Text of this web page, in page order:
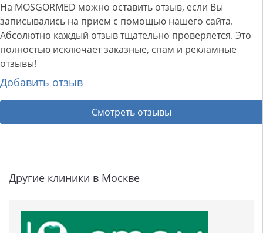
На MOSGORMED можно оставить отзыв, если Вы
записывались на прием с помощью нашего сайта.
Абсолютно каждый отзыв тщательно проверяется. Это
полностью исключает заказные, спам и рекламные
отзывы!
Добавить отзыв
Смотреть отзывы
Другие клиники в Москве